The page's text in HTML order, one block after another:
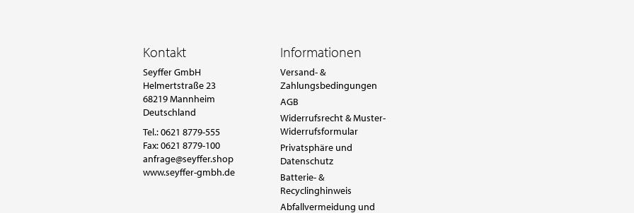
Kontakt
Seyffer GmbH
Helmertstraße 23
68219 Mannheim
Deutschland
Tel.:0621 8779-555
Fax: 0621 8779-100
anfrage@seyffer.shop
www.seyffer-gmbh.de
Informationen
Versand- &
Zahlungsbedingungen
AGB
Widerrufsrecht & Muster-
Widerrufsformular
Privatsphäre und
Datenschutz
Batterie- &
Recyclinghinweis
Abfallvermeidung und